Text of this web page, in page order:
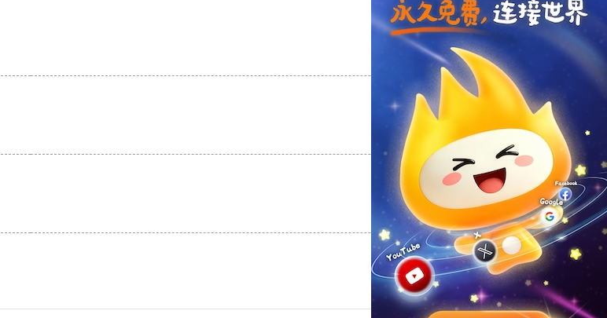
支持
反对 [0]
支持[0] 反对[0]